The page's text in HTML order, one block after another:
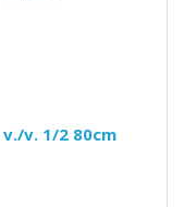
v. 1/2 80cm